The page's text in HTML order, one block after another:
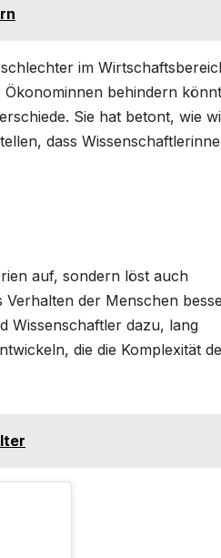
im
behindern
Sie hat betont, wie
dass
auf, sondern löst auch
Verhalten der Menschen
Wissenschaftler dazu, lang
die die Komplexität